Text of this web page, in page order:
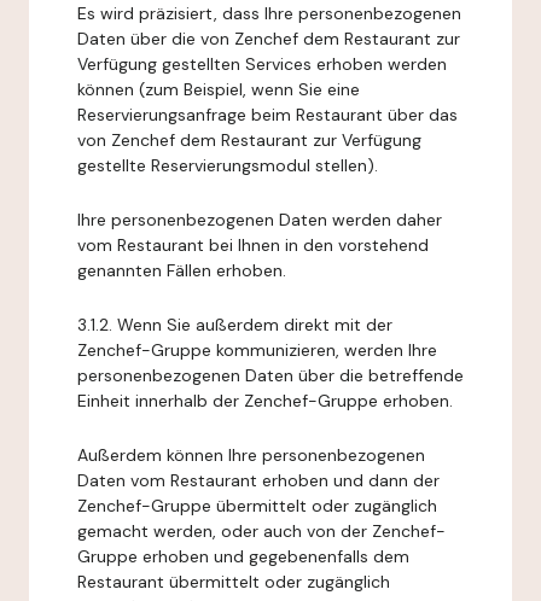
Es wird präzisiert, dass Ihre personenbezogenen
Daten über die von Zenchef dem Restaurant zur
Verfügung gestellten Services erhoben werden
können (zum Beispiel, wenn Sie eine
Reservierungsanfrage beim Restaurant über das
von Zenchef dem Restaurant zur Verfügung
gestellte Reservierungsmodul stellen).
Ihre personenbezogenen Daten werden daher
vom Restaurant bei Ihnen in den vorstehend
genannten Fällen erhoben.
3.1.2. Wenn Sie außerdem direkt mit der
Zenchef-Gruppe kommunizieren, werden Ihre
personenbezogenen Daten über die betreffende
Einheit innerhalb der Zenchef-Gruppe erhoben.
Außerdem können Ihre personenbezogenen
Daten vom Restaurant erhoben und dann der
Zenchef-Gruppe übermittelt oder zugänglich
gemacht werden, oder auch von der Zenchef-
Gruppe erhoben und gegebenenfalls dem
Restaurant übermittelt oder zugänglich